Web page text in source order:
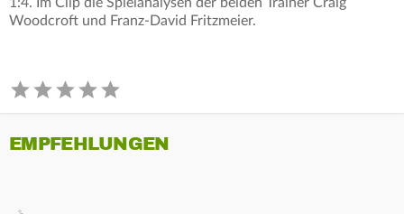
Woodcroft und Franz-David Fritzmeier.
EMPFEHLUNGEN